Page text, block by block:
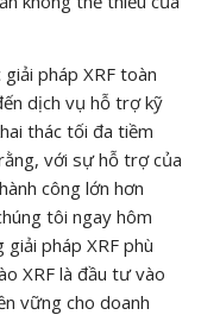
pháp XRF toàn
dịch vụ hỗ trợ kỹ
thác tối đa tiềm
với sự hỗ trợ của
công lớn hơn
tôi ngay hôm
pháp XRF phù
XRF là đầu tư vào
vững cho doanh